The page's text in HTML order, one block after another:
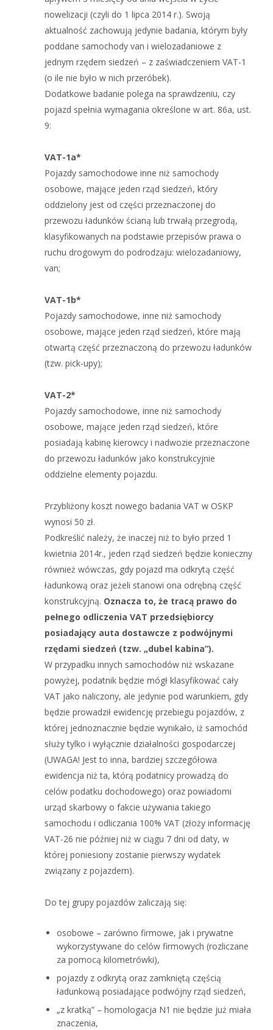
nowelizacji (czyli do 1 lipca 2014 r.). Swoją
aktualność zachowują jedynie badania, którym były
poddane samochody van i wielozadaniowe z
jednym rzędem siedzeń – z zaświadczeniem VAT-1
(o ile nie było w nich przeróbek).
Dodatkowe badanie polega na sprawdzeniu, czy
pojazd spełnia wymagania określone w art. 86a, ust.
9:
VAT-1a*
Pojazdy samochodowe inne niż samochody
osobowe, mające jeden rząd siedzeń, który
oddzielony jest od części przeznaczonej do
przewozu ładunków ścianą lub trwałą przegrodą,
klasyfikowanych na podstawie przepisów prawa o
ruchu drogowym do podrodzaju: wielozadaniowy,
van;
VAT-1b*
Pojazdy samochodowe, inne niż samochody
osobowe, mające jeden rząd siedzeń, które mają
otwartą część przeznaczoną do przewozu ładunków
(tzw. pick-upy);
VAT-2*
Pojazdy samochodowe, inne niż samochody
osobowe, mające jeden rząd siedzeń, które
posiadają kabinę kierowcy i nadwozie przeznaczone
do przewozu ładunków jako konstrukcyjnie
oddzielne elementy pojazdu.
Przybliżony koszt nowego badania VAT w OSKP
wynosi 50 zł.
Podkreślić należy, że inaczej niż to było przed 1
kwietnia 2014r., jeden rząd siedzeń będzie konieczny
również wówczas, gdy pojazd ma odkrytą część
ładunkową oraz jeżeli stanowi ona odrębną część
konstrukcyjną. Oznacza to, że tracą prawo do
pełnego odliczenia VAT przedsiębiorcy
posiadający auta dostawcze z podwójnymi
rzędami siedzeń (tzw. „dubel kabina”).
W przypadku innych samochodów niż wskazane
powyżej, podatnik będzie mógł klasyfikować cały
VAT jako naliczony, ale jedynie pod warunkiem, gdy
będzie prowadził ewidencję przebiegu pojazdów, z
której jednoznacznie będzie wynikało, iż samochód
służy tylko i wyłącznie działalności gospodarczej
(UWAGA! Jest to inna, bardziej szczegółowa
ewidencja niż ta, którą podatnicy prowadzą do
celów podatku dochodowego) oraz powiadomi
urząd skarbowy o fakcie używania takiego
samochodu i odliczania 100% VAT (złoży informację
VAT-26 nie później niż w ciągu 7 dni od daty, w
której poniesiony zostanie pierwszy wydatek
związany z pojazdem).
Do tej grupy pojazdów zaliczają się:
osobowe – zarówno firmowe, jak i prywatne
wykorzystywane do celów firmowych (rozliczane
za pomocą kilometrówki),
pojazdy z odkrytą oraz zamkniętą częścią
ładunkową posiadające podwójny rząd siedzeń,
„z kratką” – homologacja N1 nie będzie już miała
znaczenia,